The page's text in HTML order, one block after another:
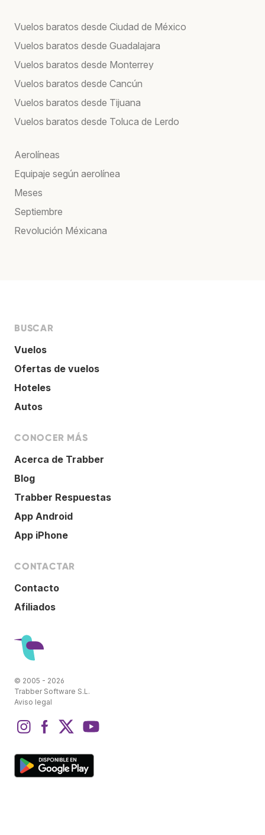
Vuelos baratos desde Ciudad de México
Vuelos baratos desde Guadalajara
Vuelos baratos desde Monterrey
Vuelos baratos desde Cancún
Vuelos baratos desde Tijuana
Vuelos baratos desde Toluca de Lerdo
Aerolíneas
Equipaje según aerolínea
Meses
Septiembre
Revolución Méxicana
BUSCAR
Vuelos
Ofertas de vuelos
Hoteles
Autos
CONOCER MÁS
Acerca de Trabber
Blog
Trabber Respuestas
App Android
App iPhone
CONTACTAR
Contacto
Afiliados
© 2005 - 2026
Trabber Software S.L.
Aviso legal